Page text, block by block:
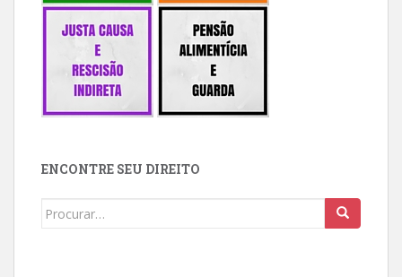
ENCONTRE SEU DIREITO
Buscar: